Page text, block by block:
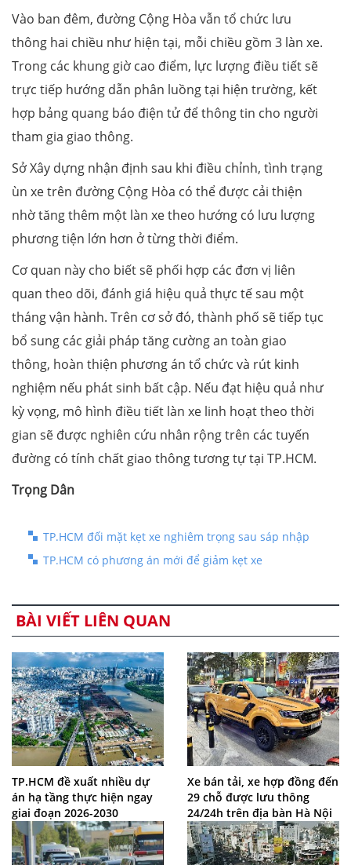
Vào ban đêm, đường Cộng Hòa vẫn tổ chức lưu
thông hai chiều như hiện tại, mỗi chiều gồm 3 làn xe.
Trong các khung giờ cao điểm, lực lượng điều tiết sẽ
trực tiếp hướng dẫn phân luồng tại hiện trường, kết
hợp bảng quang báo điện tử để thông tin cho người
tham gia giao thông.
Sở Xây dựng nhận định sau khi điều chỉnh, tình trạng
ùn xe trên đường Cộng Hòa có thể được cải thiện
nhờ tăng thêm một làn xe theo hướng có lưu lượng
phương tiện lớn hơn ở từng thời điểm.
Cơ quan này cho biết sẽ phối hợp các đơn vị liên
quan theo dõi, đánh giá hiệu quả thực tế sau một
tháng vận hành. Trên cơ sở đó, thành phố sẽ tiếp tục
bổ sung các giải pháp tăng cường an toàn giao
thông, hoàn thiện phương án tổ chức và rút kinh
nghiệm nếu phát sinh bất cập. Nếu đạt hiệu quả như
kỳ vọng, mô hình điều tiết làn xe linh hoạt theo thời
gian sẽ được nghiên cứu nhân rộng trên các tuyến
đường có tính chất giao thông tương tự tại TP.HCM.
Trọng Dân
TP.HCM đối mặt kẹt xe nghiêm trọng sau sáp nhập
TP.HCM có phương án mới để giảm kẹt xe
BÀI VIẾT LIÊN QUAN
TP.HCM đề xuất nhiều dự
án hạ tầng thực hiện ngay
giai đoạn 2026-2030
Xe bán tải, xe hợp đồng đến
29 chỗ được lưu thông
24/24h trên địa bàn Hà Nội